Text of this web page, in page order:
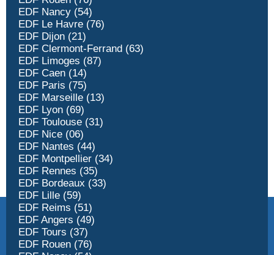
EDF Nancy (54)
EDF Le Havre (76)
EDF Dijon (21)
EDF Clermont-Ferrand (63)
EDF Limoges (87)
EDF Caen (14)
EDF Paris (75)
EDF Marseille (13)
EDF Lyon (69)
EDF Toulouse (31)
EDF Nice (06)
EDF Nantes (44)
EDF Montpellier (34)
EDF Rennes (35)
EDF Bordeaux (33)
EDF Lille (59)
EDF Reims (51)
EDF Angers (49)
EDF Tours (37)
EDF Rouen (76)